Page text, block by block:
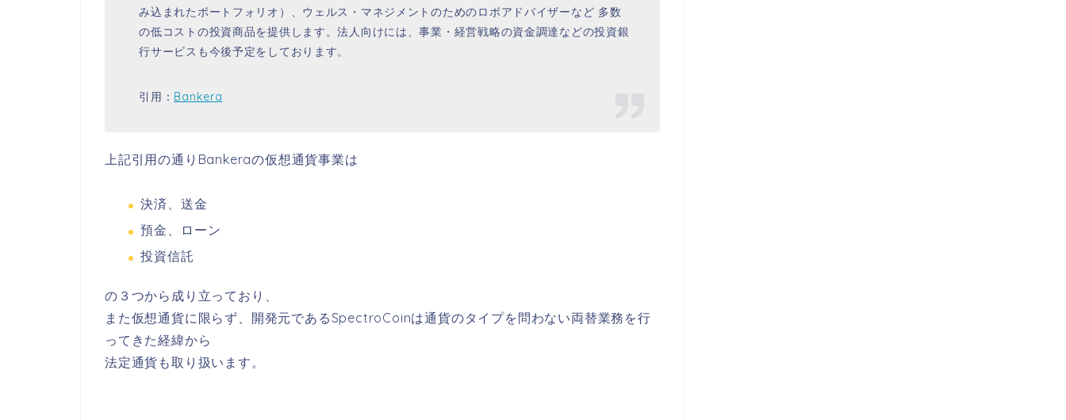
み込まれたポートフォリオ）、ウェルス・マネジメントのためのロボアドバイザーなど 多数
の低コストの投資商品を提供します。法人向けには、事業・経営戦略の資金調達などの投資銀
行サービスも今後予定をしております。
引用： Bankera
上記引用の通りBankeraの仮想通貨事業は
決済、送金
預金、ローン
投資信託
の３つから成り立っており、
また仮想通貨に限らず、開発元であるSpectroCoinは通貨のタイプを問わない両替業務を行
ってきた経緯から
法定通貨も取り扱います。